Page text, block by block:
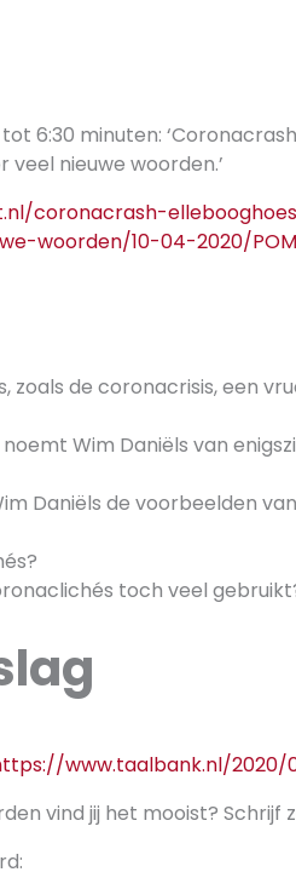
6:30 minuten:
nieuwe woorden.’
coronacrash-
woorden/10-04-2020/
zoals de coronacrisis, een
Wim Daniëls van
Daniëls de voorbeelden
toch veel
www.taalbank.nl/
vind jij het mooist? Schrijf